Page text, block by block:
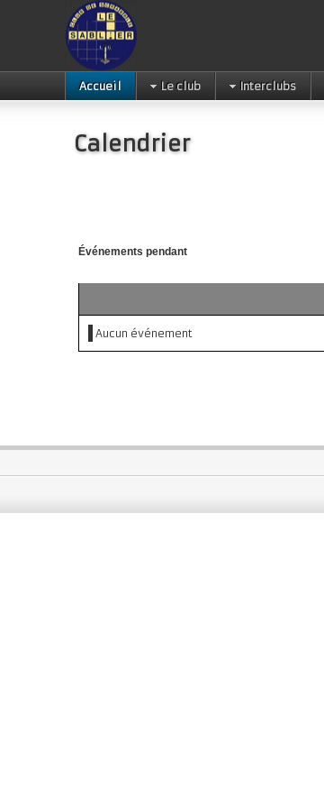
Accueil Le club Interclubs
Calendrier
Événements pendant
Aucun événement